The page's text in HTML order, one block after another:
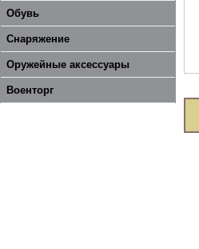
Обувь
Снаряжение
Оружейные аксессуары
Военторг